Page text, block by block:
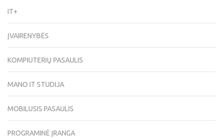
IT+
ĮVAIRENYBĖS
KOMPIUTERIŲ PASAULIS
MANO IT STUDIJA
MOBILUSIS PASAULIS
PROGRAMINĖ ĮRANGA